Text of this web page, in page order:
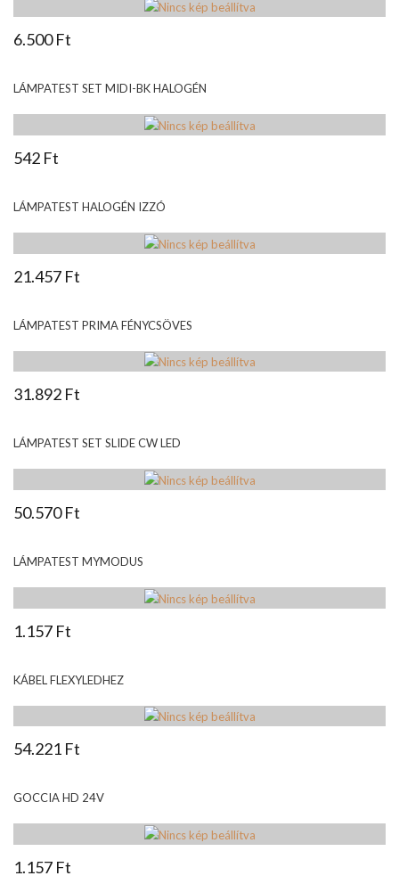
6.500 Ft
LÁMPATEST SET MIDI-BK HALOGÉN
542 Ft
LÁMPATEST HALOGÉN IZZÓ
21.457 Ft
LÁMPATEST PRIMA FÉNYCSÖVES
31.892 Ft
LÁMPATEST SET SLIDE CW LED
50.570 Ft
LÁMPATEST MYMODUS
1.157 Ft
KÁBEL FLEXYLEDHEZ
54.221 Ft
GOCCIA HD 24V
1.157 Ft